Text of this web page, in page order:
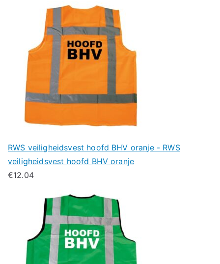
RWS veiligheidsvest hoofd BHV oranje - RWS
veiligheidsvest hoofd BHV oranje
€12.04